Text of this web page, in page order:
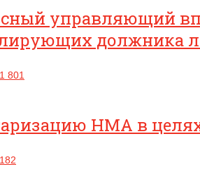
управляющий
должника
1 801
НМА в целях
182